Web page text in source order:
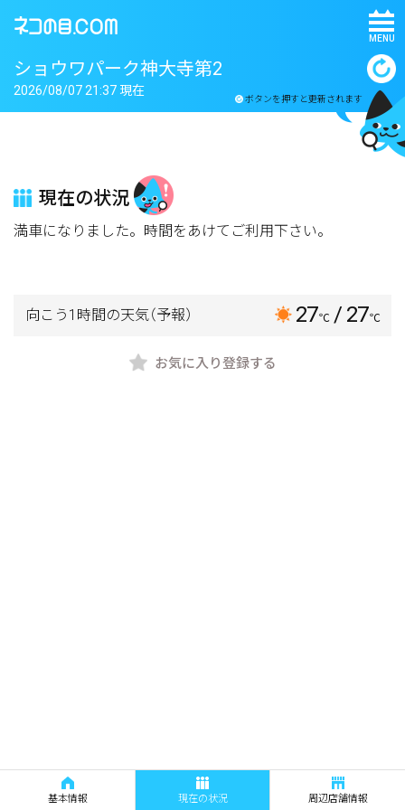
MENU
ショウワパーク神大寺第2
ボタンを押すと更新されます
2026/08/07 21:37 現在
現在の状況
満車になりました。時間をあけてご利用下さい。
向こう1時間の天気（予報） 27℃ / 27℃
お気に入り登録する
基本情報 現在の状況 周辺店舗情報